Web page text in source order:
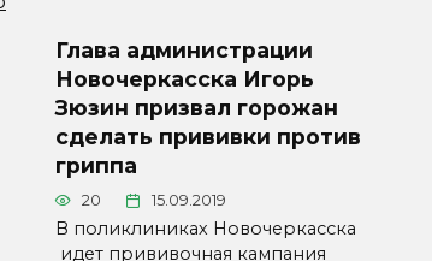
Глава администрации
Новочеркасска Игорь
Зюзин призвал горожан
сделать прививки против
гриппа
20 15.09.2019
В поликлиниках Новочеркасска
идет прививочная кампания